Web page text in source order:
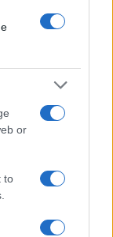
or
to
a Rebbe